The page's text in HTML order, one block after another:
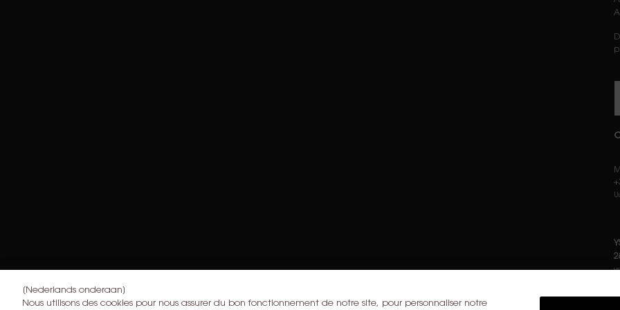
[Nederlands onderaan]
Nous utilisons des cookies pour nous assurer du bon fonctionnement de notre site, pour personnaliser notre